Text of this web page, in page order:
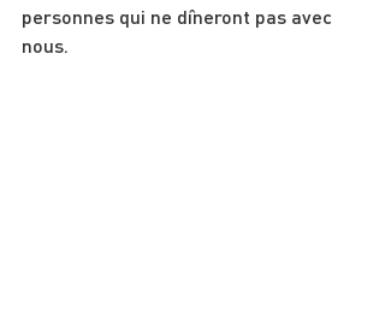
personnes qui ne dîneront pas avec
nous.